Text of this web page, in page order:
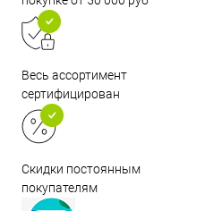
Весь ассортимент
сертифицирован
Скидки постоянным
покупателям